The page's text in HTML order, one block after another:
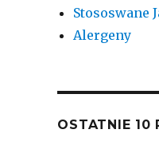
Stososwane
Alergeny
OSTATNIE 10